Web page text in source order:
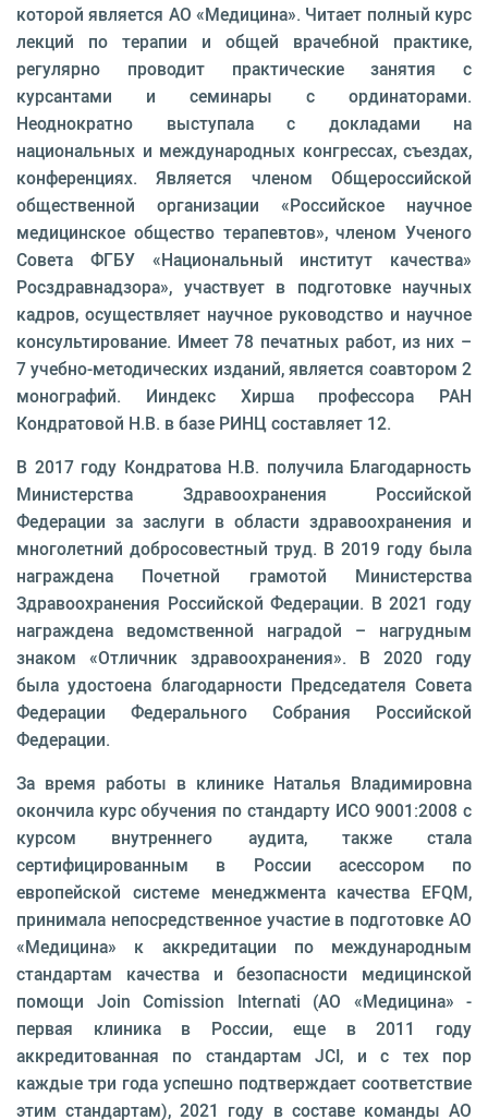
которой является АО «Медицина». Читает полный курс
лекций по терапии и общей врачебной практике,
регулярно проводит практические занятия с
курсантами и семинары с ординаторами.
Неоднократно выступала с докладами на
национальных и международных конгрессах, съездах,
конференциях. Является членом Общероссийской
общественной организации «Российское научное
медицинское общество терапевтов», членом Ученого
Совета ФГБУ «Национальный институт качества»
Росздравнадзора», участвует в подготовке научных
кадров, осуществляет научное руководство и научное
консультирование. Имеет 78 печатных работ, из них –
7 учебно-методических изданий, является соавтором 2
монографий. Ииндекс Хирша профессора РАН
Кондратовой Н.В. в базе РИНЦ составляет 12.
В 2017 году Кондратова Н.В. получила Благодарность
Министерства Здравоохранения Российской
Федерации за заслуги в области здравоохранения и
многолетний добросовестный труд. В 2019 году была
награждена Почетной грамотой Министерства
Здравоохранения Российской Федерации. В 2021 году
награждена ведомственной наградой – нагрудным
знаком «Отличник здравоохранения». В 2020 году
была удостоена благодарности Председателя Совета
Федерации Федерального Собрания Российской
Федерации.
За время работы в клинике Наталья Владимировна
окончила курс обучения по стандарту ИСО 9001:2008 с
курсом внутреннего аудита, также стала
сертифицированным в России асессором по
европейской системе менеджмента качества EFQM,
принимала непосредственное участие в подготовке АО
«Медицина» к аккредитации по международным
стандартам качества и безопасности медицинской
помощи Join Comission Internati (АО «Медицина» -
первая клиника в России, еще в 2011 году
аккредитованная по стандартам JCI, и с тех пор
каждые три года успешно подтверждает соответствие
этим стандартам), 2021 году в составе команды АО